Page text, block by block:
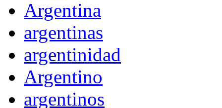
Argentina
argentinas
argentinidad
Argentino
argentinos